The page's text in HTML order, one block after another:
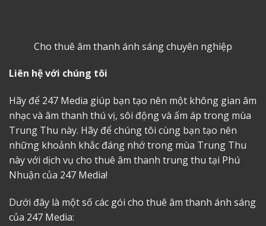
Cho thuê âm thanh ánh sángchuyên nghiệp
Liên hệ với chúng tôi
Hãy để 247 Media giúp bạn tạo nên một không gian âm
nhạc và âm thanh thú vị, sôi động và ấm áp trong mùa
Trung Thu này. Hãy để chúng tôi cùng bạn tạo nên
những khoảnh khắc đáng nhớ trong mùa Trung Thu
này với dịch vụ cho thuê âm thanh trung thu tại Phú
Nhuận của 247 Media!
Dưới đây là một số các gói cho thuê âm thanh ánh sáng
của 247 Media: